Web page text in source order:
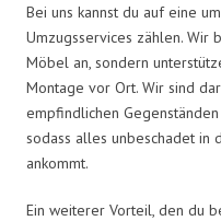
Bei uns kannst du auf eine
Umzugsservices zählen. Wir
Möbel an, sondern
Montage vor Ort. Wir sind
empfindlichen
sodass alles unbeschadet in
ankommt.
Ein weiterer Vorteil, den du